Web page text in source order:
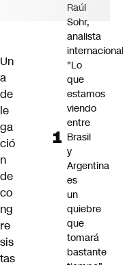
Un
a
de
le
ga
ció
n
de
co
ng
re
sis
tas
Raúl
Sohr,
analista
"Lo
que
estamos
viendo
entre
Brasil
y
Argentina
es
un
quiebre
que
tomará
bastante